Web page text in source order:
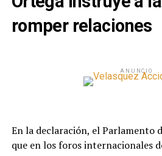
romper relaciones
ANUNCIO
En la declaración, el Parlamento
que en los foros internacionales